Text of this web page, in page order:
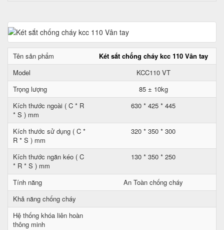
Tên sản phẩm
Két sắt chống cháy kcc 110 Vân tay
Model
KCC110 VT
Trọng lượng
85 ± 10kg
Kích thước ngoài ( C * R
* S ) mm
630 * 425 * 445
Kích thước sử dụng ( C *
R * S ) mm
320 * 350 * 300
Kích thước ngăn kéo ( C
* R * S ) mm
130 * 350 * 250
Tính năng
An Toàn chống cháy
Khả năng chống cháy
Hệ thống khóa liên hoàn
thông minh